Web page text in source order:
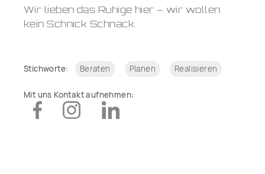
Wir lieben das Ruhige hier – wir wollen
kein Schnick Schnack.
Stichworte: Beraten Planen Realisieren
Mit uns Kontakt aufnehmen: